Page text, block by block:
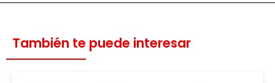
También te puede interesar